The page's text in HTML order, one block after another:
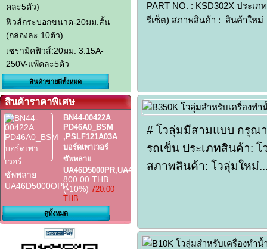
คละ5ตัว)
ฟิวส์กระบอกขนาด-20มม.สั้น
(กล่องละ 10ตัว)
เซรามิคฟิวส์:20มม. 3.15A-
250V-แพ๊คละ5ตัว
สินค้าขายดีทั้งหมด
สินค้าราคาพิเศษ
BN44-00422A
PD46A0_BSM
,PSLF121A03A
บอร์ดเพาเวอร์
ซัพพลาย
UA46D5000PR,UA46D5500R
800.00 THB
(-10%) 720.00
THB
ดูทั้งหมด
PART NO. : KSD302X ประเ
รีเซ็ต) สภาพสินค้า : สินค้าใหม่
# โวลุ่มมีสามแบบ กรุณ
รถเข็น ประเภทสินค้า:
สภาพสินค้า: โวลุ่มใหม่